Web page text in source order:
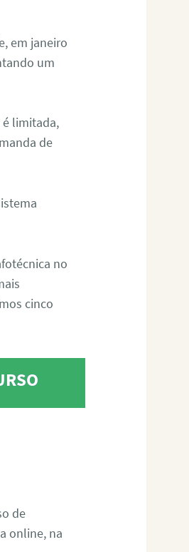
em janeiro
um
limitada,
de
no
cinco
de
online, na